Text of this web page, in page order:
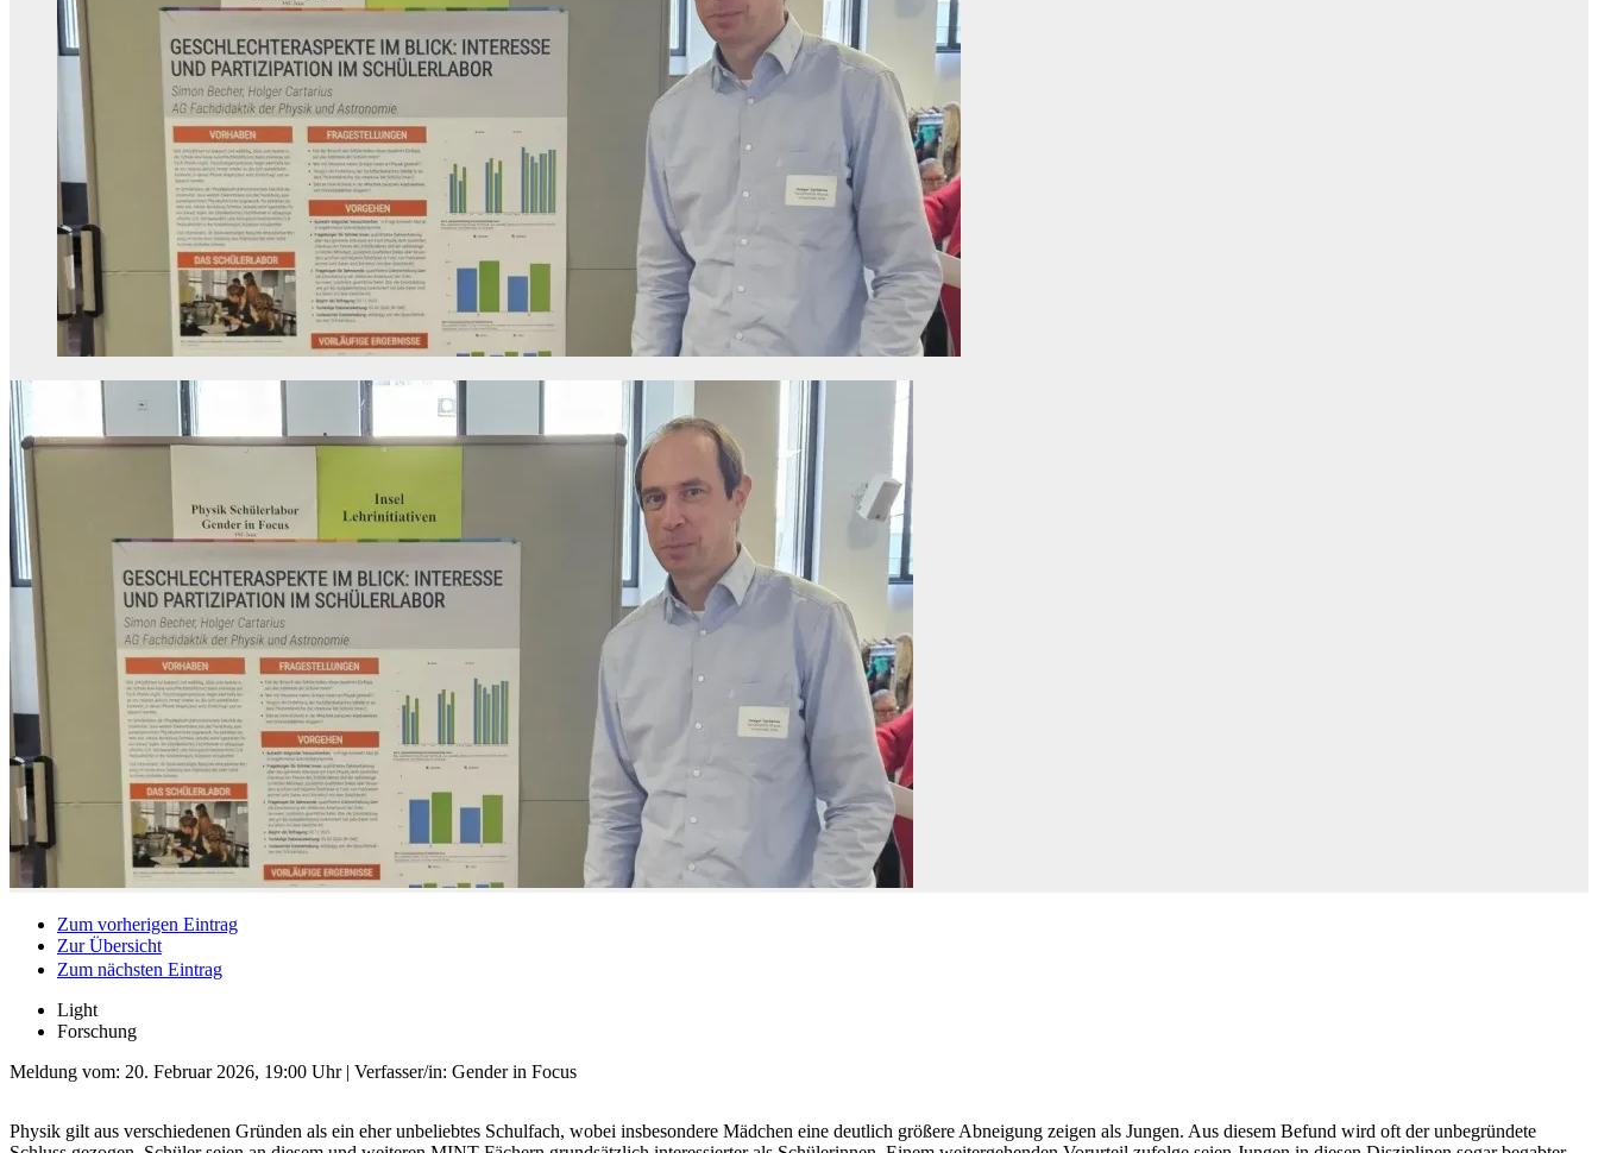
Zum vorherigen Eintrag
Zur Übersicht
Zum nächsten Eintrag
Light
Forschung
Meldung vom: 20. Februar 2026, 19:00 Uhr| Verfasser/in: Gender in Focus
Physik gilt aus verschiedenen Gründen als ein eher unbeliebtes Schulfach, wobei insbesondere Mädchen eine deutlich größere Abneigung zeigen als Jungen. Aus diesem Befund wird oft der unbegründete